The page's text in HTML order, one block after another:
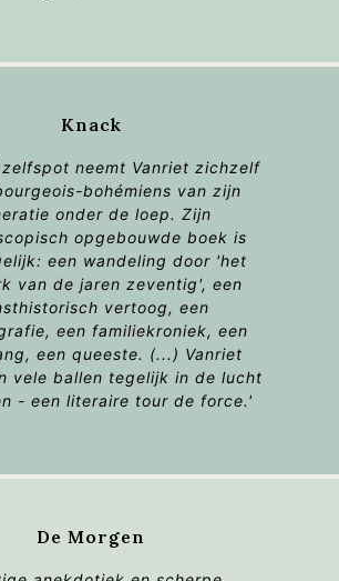
Knack
neemt Vanriet zichzelf
bohémiens van zijn
onder de loep. Zijn
opgebouwde boek is
een wandeling door 'het
van de jaren zeventig', een
vertoog, een
een familiekroniek, een
een queeste. (...) Vanriet
vele ballen tegelijk in de lucht
- een literaire tour de force.'
De Morgen